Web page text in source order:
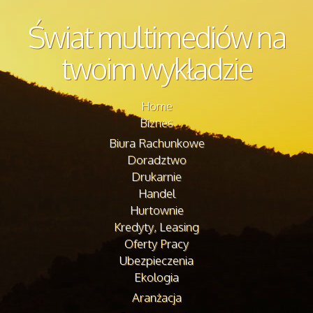
Świat multimediów na
twoim wykładzie
Home
Biznes
Biura Rachunkowe
Doradztwo
Drukarnie
Handel
Hurtownie
Kredyty, Leasing
Oferty Pracy
Ubezpieczenia
Ekologia
Aranżacja